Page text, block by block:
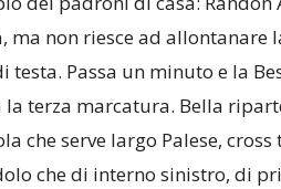
ma non riesce ad allontanare
testa. Passa un minuto e la
la terza marcatura. Bella
che serve largo Palese,
che di interno sinistro, di